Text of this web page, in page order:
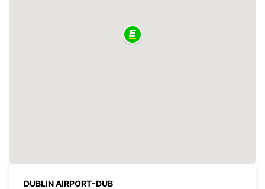
DUBLIN AIRPORT-DUB